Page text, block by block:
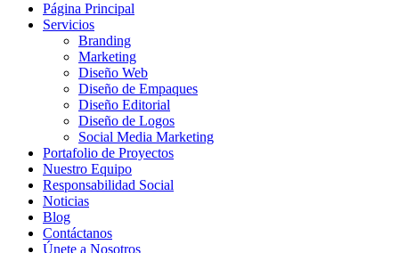
Página Principal
Servicios
Branding
Marketing
Diseño Web
Diseño de Empaques
Diseño Editorial
Diseño de Logos
Social Media Marketing
Portafolio de Proyectos
Nuestro Equipo
Responsabilidad Social
Noticias
Blog
Contáctanos
Únete a Nosotros